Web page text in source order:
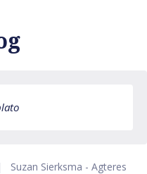
Suzan Sierksma - Agteres